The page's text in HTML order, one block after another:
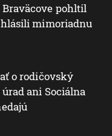
Braväcove pohltil
mimoriadnu
o rodičovský
ani Sociálna